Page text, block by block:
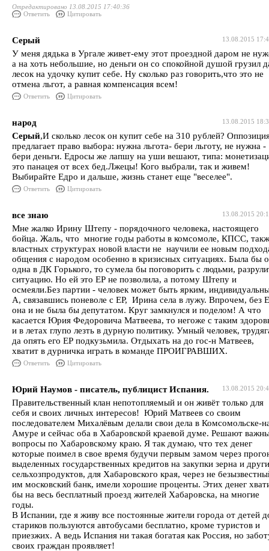
Отредактировано 13.08.2015 17:40:36
Ответить
Цитировать
13.08.2015
Серый
У меня дядька в Ургале живет-ему этот проездной даром не
а на хоть небольшие, но деньги он со спокойной душой грузил
лесок на удочку купит себе. Ну сколько раз говорить,что это не
отмена льгот, а равная компенсация всем!
Ответить Цитировать
13.08.2015
народ
Серый,И сколько лесок он купит себе на 310 рублей?
предлагает право выбора: нужна льгота- бери льготу, не нужна -
бери деньги. Едросы же лапшу на уши вешают, типа:
это панацея от всех бед.Лжецы! Кого выбрали, так и живем!
Выбирайте Едро и дальше, жизнь станет еще "веселее".
Ответить Цитировать
13.08.2015
все знаю
Мне жалко Ирину Штепу - порядочного человека, настоящего
бойца. Жаль, что многие годы работы в комсомоле, КПСС,
властных структурах новой власти не научили ее новым
общения с народом особенно в кризисных ситуациях. Была бы
одна в ДК Горького, то сумела бы поговорить с людьми,
ситуацию. Но ей это ЕР не позволила, а потому Штепу и
осмеяли.Без партии - человек может быть ярким,
А, связавшись поневоле с ЕР, Ирина села в лужу. Впрочем, без
она и не была бы депутатом. Круг замкнулся и поделом! А что
касается Юрия Федоровича Матвеева, то негоже с таким
и в летах глупо лезть в дурную политику. Умный человек,
да опять его ЕР подкузьмила. Отдыхать на до гос-н Матвеев,
хватит в дурничка играть в команде ПРОИГРАВШИХ.
Ответить Цитировать
13.08.2015
Юрий Наумов - писатель, публицист Испания.
Правительственный клан непотопляемый и он живёт только для
себя и своих личных интересов! Юрий Матвеев со своим
последователем Михалёвым делали свои дела в Комсомольске-
Амуре и сейчас оба в Хабаровской краевой думе. Решают
вопросы по Хабаровскому краю. Я так думаю, что тех денег
которые поимел в свое время будучи первым замом через
выделенных государственных кредитов на закупки зерна и
сельхозпродуктов, для Хабаровского края, через не
им московский банк, имели хорошие проценты. Этих денег
бы на весь бесплатный проезд жителей Хабаровска, на многие
годы.
В Испании, где я живу все постоянные жители города от детей
стариков пользуются автобусами бесплатно, кроме туристов и
приезжих. А ведь Испания ни такая богатая как Россия, но
своих граждан проявляет!